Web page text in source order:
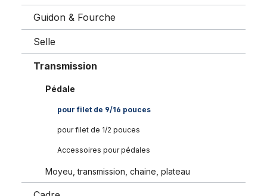
Guidon & Fourche
Selle
Transmission
Pédale
pour filet de 9/16 pouces
pour filet de 1/2 pouces
Accessoires pour pédales
Moyeu, transmission, chaine, plateau